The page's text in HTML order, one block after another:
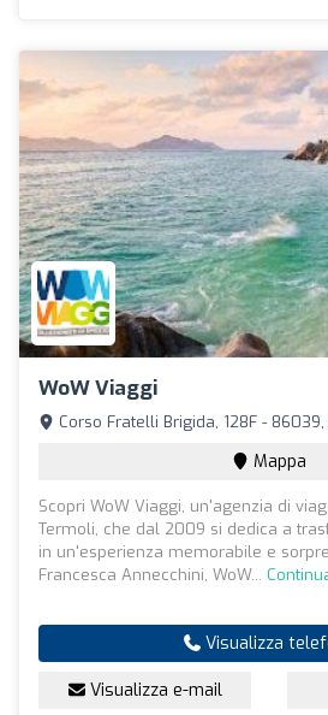
WoW Viaggi
Corso Fratelli Brigida, 128F -
Mappa
Scopri WoW Viaggi, un'agenzia di
Termoli, che dal 2009 si dedica a
in un'esperienza memorabile e
Francesca Annecchini, WoW...
Visualizza
Visualizza e-mail